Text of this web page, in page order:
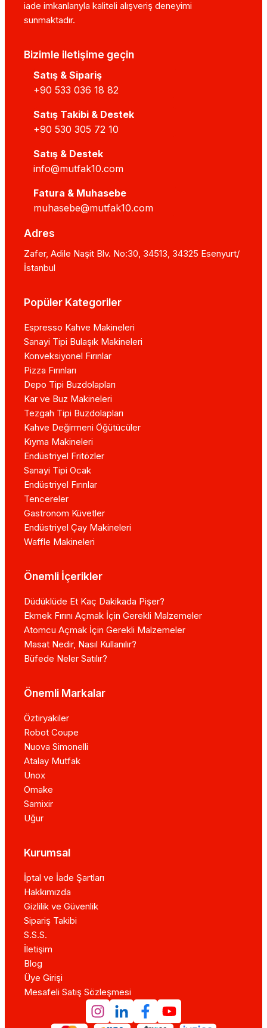
iade imkanlarıyla kaliteli alışveriş deneyimi
sunmaktadır.
Bizimle iletişime geçin
Satış & Sipariş
+90 533 036 18 82
Satış Takibi & Destek
+90 530 305 72 10
Satış & Destek
info@mutfak10.com
Fatura & Muhasebe
muhasebe@mutfak10.com
Adres
Zafer, Adile Naşit Blv. No:30, 34513, 34325 Esenyurt/
İstanbul
Popüler Kategoriler
Espresso Kahve Makineleri
Sanayi Tipi Bulaşık Makineleri
Konveksiyonel Fırınlar
Pizza Fırınları
Depo Tipi Buzdolapları
Kar ve Buz Makineleri
Tezgah Tipi Buzdolapları
Kahve Değirmeni Öğütücüler
Kıyma Makineleri
Endüstriyel Fritözler
Sanayi Tipi Ocak
Endüstriyel Fırınlar
Tencereler
Gastronom Küvetler
Endüstriyel Çay Makineleri
Waffle Makineleri
Önemli İçerikler
Düdüklüde Et Kaç Dakikada Pişer?
Ekmek Fırını Açmak İçin Gerekli Malzemeler
Atomcu Açmak İçin Gerekli Malzemeler
Masat Nedir, Nasıl Kullanılır?
Büfede Neler Satılır?
Önemli Markalar
Öztiryakiler
Robot Coupe
Nuova Simonelli
Atalay Mutfak
Unox
Omake
Samixir
Uğur
Kurumsal
İptal ve İade Şartları
Hakkımızda
Gizlilik ve Güvenlik
Sipariş Takibi
S.S.S.
İletişim
Blog
Üye Girişi
Mesafeli Satış Sözleşmesi